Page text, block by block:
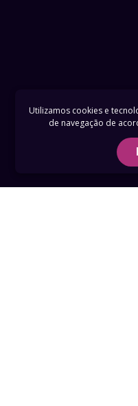
Utilizamos cookies e
de navegação de